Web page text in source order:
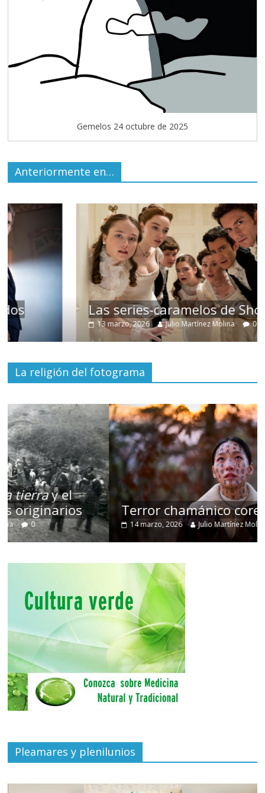
Gemelos 24 octubre de 2025
Anteriormente en…
Las series-caramelos de Shondaland
Julio Martínez Molina 0
La religión del fotograma
Terror chamánico coreano
14 marzo, 2026 Julio Martínez Molina 0
Pleamares y plenilunios